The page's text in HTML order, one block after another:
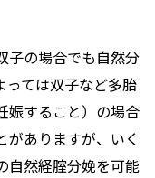
子の場合でも自然分
っては双子など多胎
娠すること）の場合
がありますが、いく
自然経腟分娩を可能